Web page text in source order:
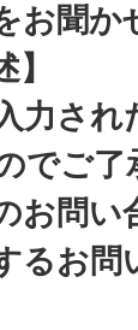
お聞か
】
力さ
でご
お問い
るお問